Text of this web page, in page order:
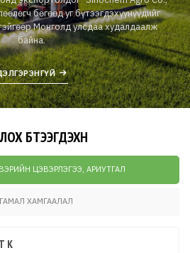
бөгөөд уг бүтээгдэхүүнүүдийг
Монголд улсдаа худалдаалж
байна.
БҮТЭЭГДЭХҮҮН
ЦЭВЭРЛЭГЭЭ, АРИУТГАЛ
ХАМГААЛАЛ
K